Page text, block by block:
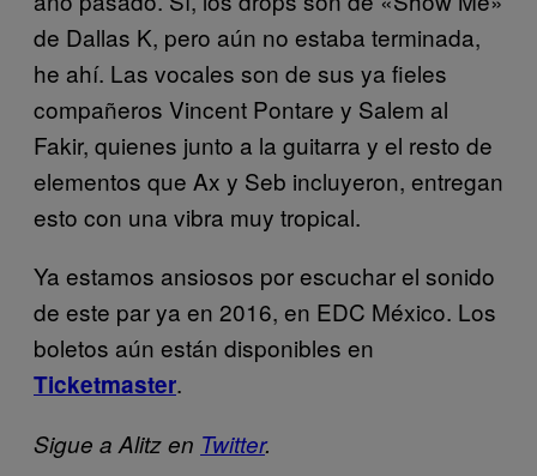
de Dallas K, pero aún no estaba terminada,
he ahí. Las vocales son de sus ya fieles
compañeros Vincent Pontare y Salem al
Fakir, quienes junto a la guitarra y el resto de
elementos que Ax y Seb incluyeron, entregan
esto con una vibra muy tropical.
Ya estamos ansiosos por escuchar el sonido
de este par ya en 2016, en EDC México. Los
boletos aún están disponibles en
Ticketmaster.
Sigue a Alitz en Twitter.